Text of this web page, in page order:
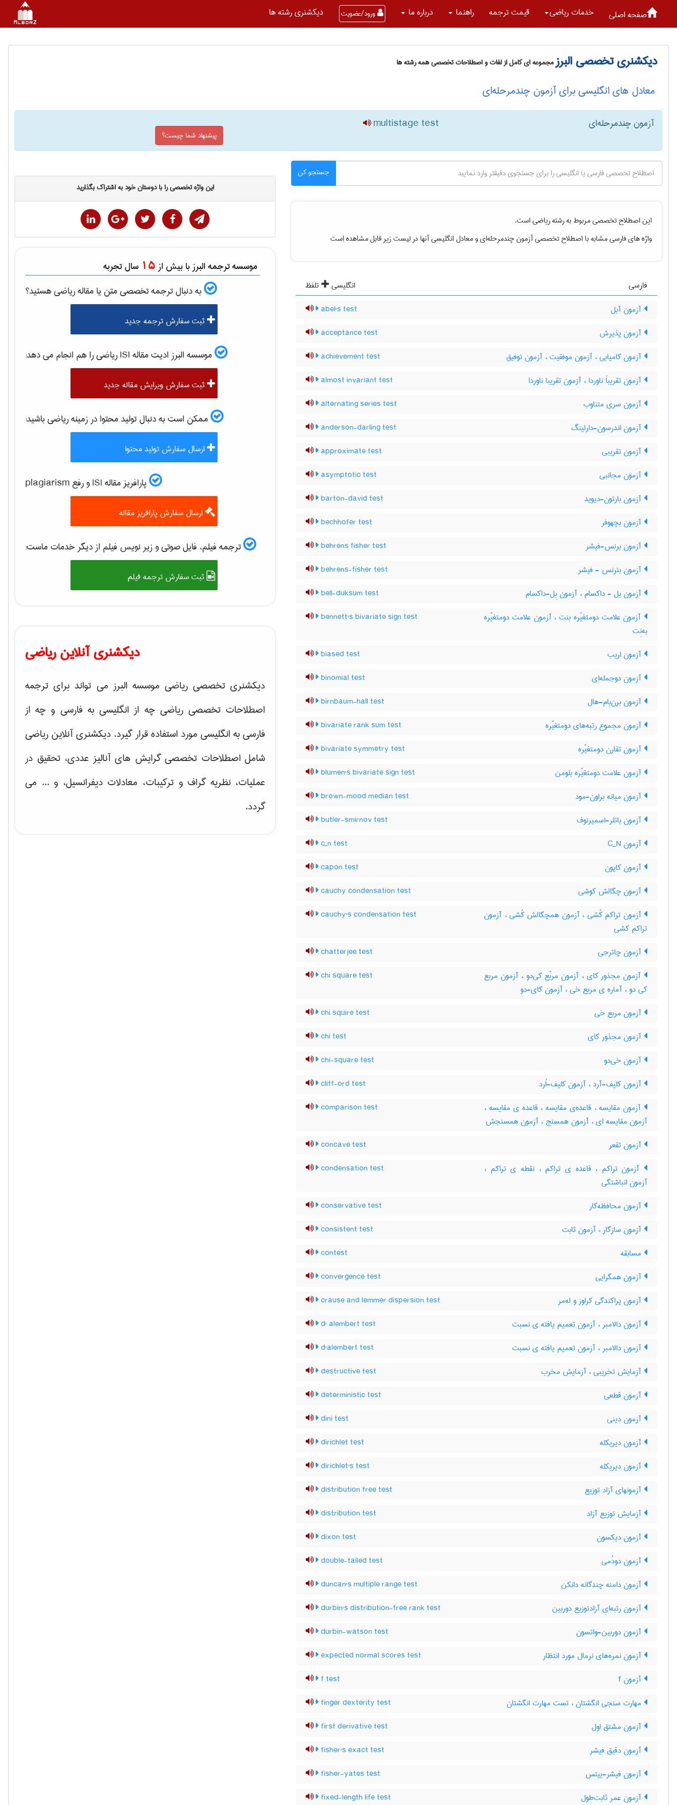
صفحه اصلی خدمات رياضی قیمت ترجمه راهنما درباره ما ورود/عضویت دیکشنری رشته ها
دیکشنری تخصصی البرزمجموعه ای کامل از لغات و اصطلاحات تخصصی همه رشته ها
معادل های انگلیسی برای آزمون چندمرحله‌ای
آزمون چندمرحله‌ای multistage test
پیشنهاد شما چیست؟
جستجو کن
این اصطلاح تخصصی مربوط به رشتهرياضیاست.
واژه های فارسی مشابه با اصطلاح تخصصیآزمون چندمرحله‌ایو معادل انگلیسی آنها در لیست زیر قابل مشاهده است
فارسی انگلیسی
تلفظ
آزمون آبل
abel's test
آزمون پذیرش acceptance test
آزمون کامیابی ، آزمون موفقیت ، آزمون توفیق achievement test
آزمون تقریباً ناوردا ، آزمون تقریبا ناوردا almost invariant test
آزمون سری متناوب alternating series test
آزمون اندرسون-دارلینگ anderson-darling test
آزمون تقریبی approximate test
آزمون مجانبی asymptotic test
آزمون بارتون-دیوید barton-david test
آزمون بچهوفر bechhofer test
آزمون برنس-فیشر behrens fisher test
آزمون بئرنس - فیشر behrens-fisher test
آزمون بل - داکسام ، آزمون بِل-داکسام bell-duksum test
آزمون علامت دومتغیّره بنت ، آزمون علامت دومتغیّره
به‌نِت
bennett's bivariate sign test
آزمون اریب biased test
آزمون دوجمله‌ای binomial test
آزمون برن‌بام-هال birnbaum-hall test
آزمون مجموع رتبه‌های دومتغیّره bivariate rank sum test
آزمون تقارن دومتغیّره bivariate symmetry test
آزمون علامت دومتغیّره بلومن blumen's bivariate sign test
آزمون میانه براون-مود brown-mood median test
آزمون باتلر-اسمیرنوف butler-smirnov test
آزمون C‌_‌N c_n test
آزمون کاپون capon test
آزمون چگالش کوشی cauchy condensation test
آزمون تراکم کُشی ، آزمون همچگالش کُشی ، آزمون
تراکم کشی
cauchy's condensation test
آزمون چاترجی chatterjee test
آزمون مجذور کای ، آزمون مربّع کی‌دو ، آزمون مربع
کی دو ، آماره ی مربع خی ، آزمون کای-دو
chi square test
آزمون مربع خی chi squire test
آزمون مجذور کای chi test
آزمون خی‌دو chi-square test
آزمون کلیف-آرد ، آزمون کلیف-اُرد cliff-ord test
آزمون مقایسه ، قاعده‌ی مقایسه ، قاعده ی مقایسه ،
آزمون مقایسه ای ، آزمون همسنج ، آزمون همسنجش
comparison test
آزمون تقعر concave test
آزمون تراکم ، قاعده ی تراکم ، نقطه ی تراکم ،
آزمون انباشتگی
condensation test
آزمون محافظه‌کار conservative test
آزمون سازگار ، آزمون ثابت consistent test
مسابقه contest
آزمون همگرایی convergence test
آزمون پراکندگی کراوز و له‌مر crause and lemmer dispersion test
آزمون دالامبر ، آزمون تعمیم یافته ی نسبت d' alembert test
آزمون دالامبر ، آزمون تعمیم یافته ی نسبت d'alembert test
آزمایش تخریبی ، آزمایش مخرب destructive test
آزمون قطعی deterministic test
آزمون دینی dini test
آزمون دیریکله dirichlet test
آزمون دیریکله dirichlet's test
آزمونهای آزاد توزیع distribution free test
آزمایش توزیع آزاد distribution test
آزمون دیکسون dixon test
آزمون دودُمی double-tailed test
آزمون دامنه چندگانه دانکن duncan's multiple range test
آزمون رتبه‌ای آزادتوزیع دوربین durbin's distribution-free rank test
آزمون دوربین-واتسون durbin-watson test
آزمون نمره‌های نرمال مورد انتظار expected normal scores test
آزمون f f test
مهارت سنجی انگشتان ، تست مهارت انگشتان finger dexterity test
آزمون مشتق اول first derivative test
آزمون دقیق فیشر fisher's exact test
آزمون فیشر-ییتس fisher-yates test
آزمون عمر ثابت‌طول fixed-length life test
این واژه تخصصی را با دوستان خود به اشتراک بگذارید
موسسه ترجمه البرز با بیش از 15 سال تجربه
به دنبال ترجمه تخصصی متن یا مقالهرياضیهستید؟
ثبت سفارش ترجمه جدید
موسسه البرز ادیت مقاله ISI رياضیرا هم انجام می دهد:
ثبت سفارش ویرایش مقاله جدید
ممکن است به دنبال تولید محتوا در زمینهرياضیباشید:
ارسال سفارش تولید محتوا
پارافریز مقاله ISI و رفع plagiarism
ارسال سفارش پارافریز مقاله
ترجمه فیلم، فایل صوتی و زیر نویس فیلم از دیگر خدمات ماست:
ثبت سفارش ترجمه فیلم
دیکشنری آنلاین ریاضی
دیکشنری تخصصی ریاضی موسسه البرز می تواند برای ترجمه
اصطلاحات تخصصی ریاضی چه از انگلیسی به فارسی و چه از
فارسی به انگلیسی مورد استفاده قرار گیرد. دیکشنری آنلاین ریاضی
شامل اصطلاحات تخصصی گرایش هایآنالیز عددی، تحقیق در
عملیات، نظریه گراف و تركیبات، معادلات دیفرانسیل، و ... می
گردد.